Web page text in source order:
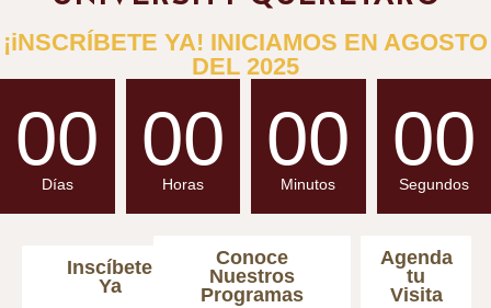
¡iNSCRÍBETE YA! INICIAMOS EN AGOSTO
DEL 2025
00
Días
00
Horas
00
Minutos
00
Segundos
Inscíbete
Ya
Conoce
Nuestros
Programas
Agenda
tu
Visita